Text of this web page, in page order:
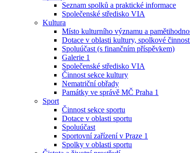
Seznam spolků a praktické informace
Společenské středisko VIA
Kultura
Místo kulturního významu a
Dotace v oblasti kultury, spolkové
Spoluúčast (s finančním příspěvkem)
Galerie 1
Společenské středisko VIA
Činnost sekce kultury
Nematriční obřady
Památky ve správě MČ Praha 1
Sport
Činnost sekce sportu
Dotace v oblasti sportu
Spoluúčast
Sportovní zařízení v Praze 1
Spolky v oblasti sportu